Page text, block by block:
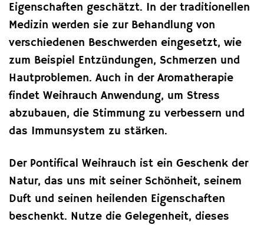
Eigenschaften geschätzt. In der traditionellen
Medizin werden sie zur Behandlung von
verschiedenen Beschwerden eingesetzt, wie
zum Beispiel Entzündungen, Schmerzen und
Hautproblemen. Auch in der Aromatherapie
findet Weihrauch Anwendung, um Stress
abzubauen, die Stimmung zu verbessern und
das Immunsystem zu stärken.
Der Pontifical Weihrauch ist ein Geschenk der
Natur, das uns mit seiner Schönheit, seinem
Duft und seinen heilenden Eigenschaften
beschenkt. Nutze die Gelegenheit, dieses